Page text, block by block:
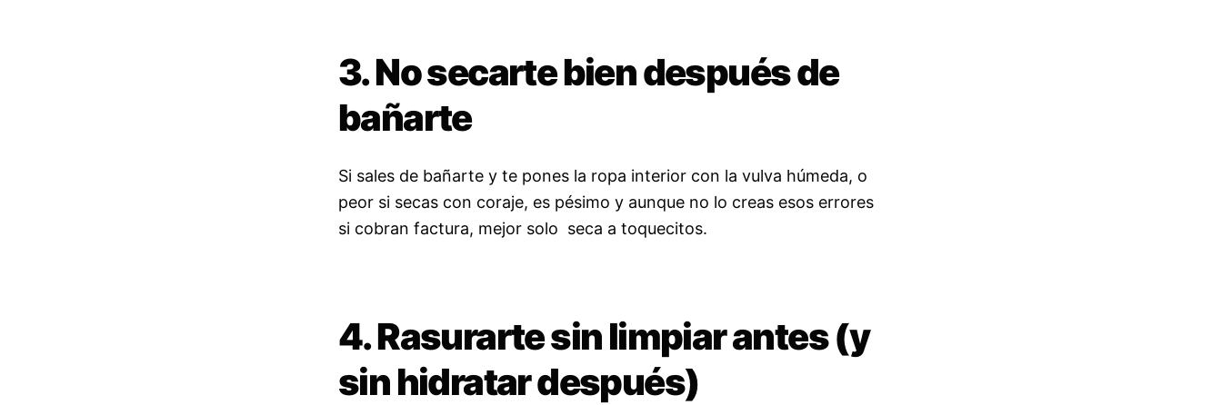
3. No secarte bien después de
bañarte
Si sales de bañarte y te pones la ropa interior con la vulva húmeda, o
peor si secas con coraje, es pésimo y aunque no lo creas esos errores
si cobran factura, mejor solo seca a toquecitos.
4. Rasurarte sin limpiar antes (y
sin hidratar después)